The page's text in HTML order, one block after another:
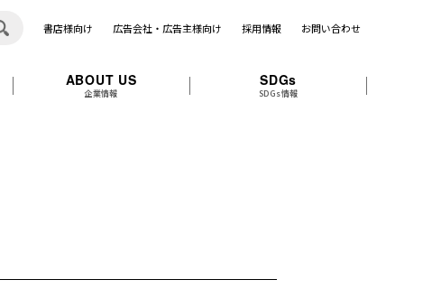
書店様向け 広告会社・広告主様向け 採用情報 お問い合わせ
ABOUT US
企業情報
SDGs
SDGs情報